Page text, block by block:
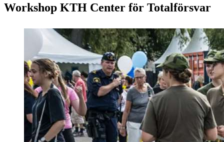
Workshop KTH Center för Totalförsvar